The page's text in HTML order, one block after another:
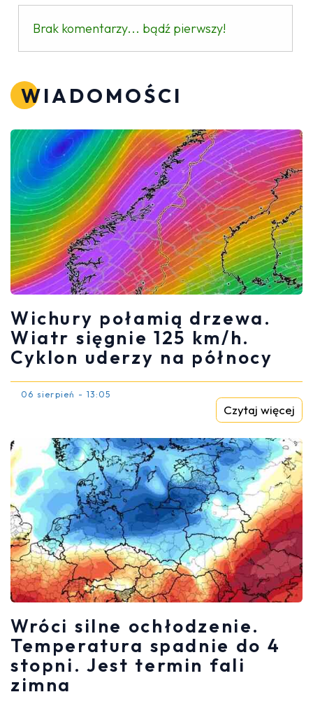
Brak komentarzy... bądź pierwszy!
WIADOMOŚCI
Wichury połamią drzewa.
Wiatr sięgnie 125 km/h.
Cyklon uderzy na północy
06 sierpień - 13:05
Czytaj więcej
Wróci silne ochłodzenie.
Temperatura spadnie do 4
stopni. Jest termin fali
zimna